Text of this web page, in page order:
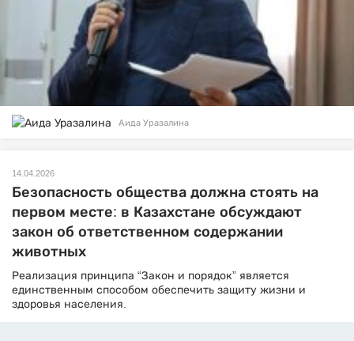
Аида Уразалина
14.04.2026
Безопасность общества должна стоять на
первом месте: в Казахстане обсуждают
закон об ответственном содержании
животных
Реализация принципа “Закон и порядок” является
единственным способом обеспечить защиту жизни и
здоровья населения.